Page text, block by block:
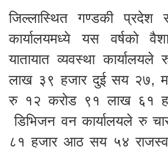
जिल्लास्थित गण्डकी प्रदेश
कार्यालयमध्ये यस वर्षको
यातायात व्यवस्था
लाख ३९ हजार दुई सय २७,
रु १२ करोड ९१ लाख ६१
डिभिजन वन कार्यालयले रु
८१ हजार आठ सय ५४